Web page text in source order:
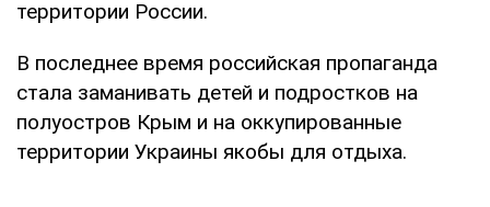
территории России.
В последнее время российская пропаганда
стала заманивать детей и подростков на
полуостров Крым и на оккупированные
территории Украины якобы для отдыха.